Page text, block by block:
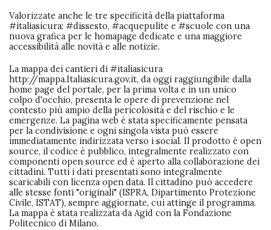
Valorizzate anche le tre specificità della piattaforma
#italiasicura: #dissesto, #acquepulite e #scuole con una
nuova grafica per le homapage dedicate e una maggiore
accessibilità alle novità e alle notizie.
La mappa dei cantieri di #italiasicura
http://mappa.Italiasicura.gov.it, da oggi raggiungibile dalla
home page del portale, per la prima volta e in un unico
colpo d'occhio, presenta le opere di prevenzione nel
contesto più ampio della pericolosità e del rischio e le
emergenze. La pagina web è stata specificamente pensata
per la condivisione e ogni singola vista può essere
immediatamente indirizzata verso i social. Il prodotto è open
source, il codice è pubblico, integralmente realizzato con
componenti open source ed è aperto alla collaborazione dei
cittadini. Tutti i dati presentati sono integralmente
scaricabili con licenza open data. Il cittadino può accedere
alle stesse fonti "originali" (ISPRA, Dipartimento Protezione
Civile, ISTAT), sempre aggiornate, cui attinge il programma.
La mappa è stata realizzata da Agid con la Fondazione
Politecnico di Milano.